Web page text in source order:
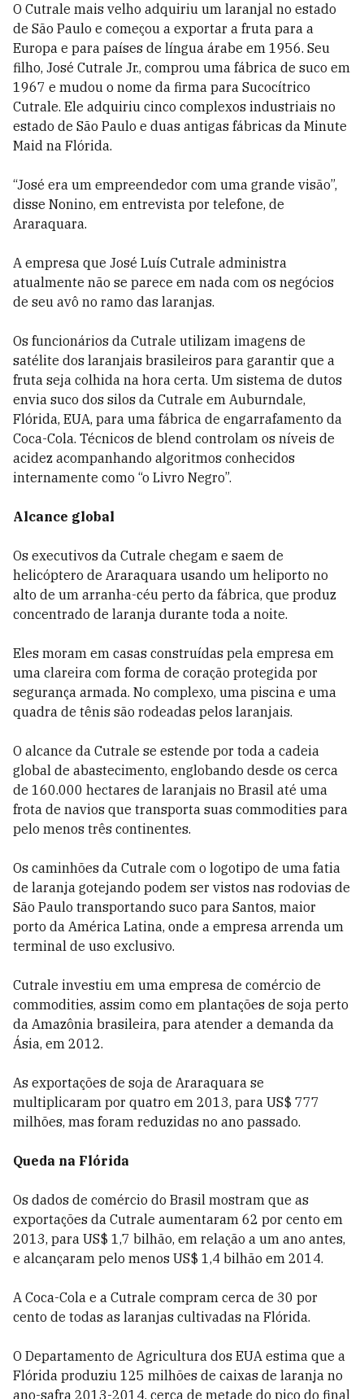
O Cutrale mais velho adquiriu um laranjal no estado
de São Paulo e começou a exportar a fruta para a
Europa e para países de língua árabe em 1956. Seu
filho, José Cutrale Jr., comprou uma fábrica de suco em
1967 e mudou o nome da firma para Sucocítrico
Cutrale. Ele adquiriu cinco complexos industriais no
estado de São Paulo e duas antigas fábricas da Minute
Maid na Flórida.
“José era um empreendedor com uma grande visão”,
disse Nonino, em entrevista por telefone, de
Araraquara.
A empresa que José Luís Cutrale administra
atualmente não se parece em nada com os negócios
de seu avô no ramo das laranjas.
Os funcionários da Cutrale utilizam imagens de
satélite dos laranjais brasileiros para garantir que a
fruta seja colhida na hora certa. Um sistema de dutos
envia suco dos silos da Cutrale em Auburndale,
Flórida, EUA, para uma fábrica de engarrafamento da
Coca-Cola. Técnicos de blend controlam os níveis de
acidez acompanhando algoritmos conhecidos
internamente como “o Livro Negro”.
Alcance global
Os executivos da Cutrale chegam e saem de
helicóptero de Araraquara usando um heliporto no
alto de um arranha-céu perto da fábrica, que produz
concentrado de laranja durante toda a noite.
Eles moram em casas construídas pela empresa em
uma clareira com forma de coração protegida por
segurança armada. No complexo, uma piscina e uma
quadra de tênis são rodeadas pelos laranjais.
O alcance da Cutrale se estende por toda a cadeia
global de abastecimento, englobando desde os cerca
de 160.000 hectares de laranjais no Brasil até uma
frota de navios que transporta suas commodities para
pelo menos três continentes.
Os caminhões da Cutrale com o logotipo de uma fatia
de laranja gotejando podem ser vistos nas rodovias de
São Paulo transportando suco para Santos, maior
porto da América Latina, onde a empresa arrenda um
terminal de uso exclusivo.
Cutrale investiu em uma empresa de comércio de
commodities, assim como em plantações de soja perto
da Amazônia brasileira, para atender a demanda da
Ásia, em 2012.
As exportações de soja de Araraquara se
multiplicaram por quatro em 2013, para US$ 777
milhões, mas foram reduzidas no ano passado.
Queda na Flórida
Os dados de comércio do Brasil mostram que as
exportações da Cutrale aumentaram 62 por cento em
2013, para US$ 1,7 bilhão, em relação a um ano antes,
e alcançaram pelo menos US$ 1,4 bilhão em 2014.
A Coca-Cola e a Cutrale compram cerca de 30 por
cento de todas as laranjas cultivadas na Flórida.
O Departamento de Agricultura dos EUA estima que a
Flórida produziu 125 milhões de caixas de laranja no
ano-safra 2013-2014, cerca de metade do pico do final